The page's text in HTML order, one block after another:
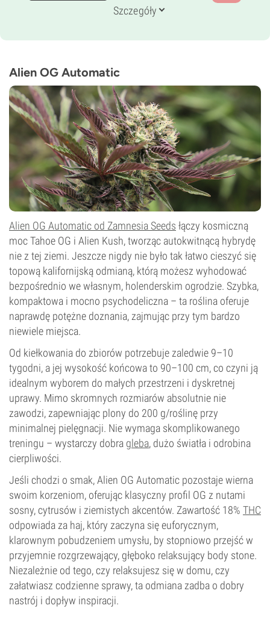
Indica/Sativa
8–9 tygodni od nasiona do zbiorów
Wysoki
CBD
Niski
Typ kwitnienia
Autokwitnący
Szczegóły
Alien OG Automatic
Alien OG Automatic od Zamnesia Seeds łączy kosmiczną
moc Tahoe OG i Alien Kush, tworząc autokwitnącą hybrydę
nie z tej ziemi. Jeszcze nigdy nie było tak łatwo cieszyć się
topową kalifornijską odmianą, którą możesz wyhodować
bezpośrednio we własnym, holenderskim ogrodzie. Szybka,
kompaktowa i mocno psychodeliczna – ta roślina oferuje
naprawdę potężne doznania, zajmując przy tym bardzo
niewiele miejsca.
Od kiełkowania do zbiorów potrzebuje zaledwie 9–10
tygodni, a jej wysokość końcowa to 90–100 cm, co czyni ją
idealnym wyborem do małych przestrzeni i dyskretnej
uprawy. Mimo skromnych rozmiarów absolutnie nie
zawodzi, zapewniając plony do 200 g/roślinę przy
minimalnej pielęgnacji. Nie wymaga skomplikowanego
treningu – wystarczy dobra gleba, dużo światła i odrobina
cierpliwości.
Jeśli chodzi o smak, Alien OG Automatic pozostaje wierna
swoim korzeniom, oferując klasyczny profil OG z nutami
sosny, cytrusów i ziemistych akcentów. Zawartość 18% THC
odpowiada za haj, który zaczyna się euforycznym,
klarownym pobudzeniem umysłu, by stopniowo przejść w
przyjemnie rozgrzewający, głęboko relaksujący body stone.
Niezależnie od tego, czy relaksujesz się w domu, czy
załatwiasz codzienne sprawy, ta odmiana zadba o dobry
nastrój i dopływ inspiracji.